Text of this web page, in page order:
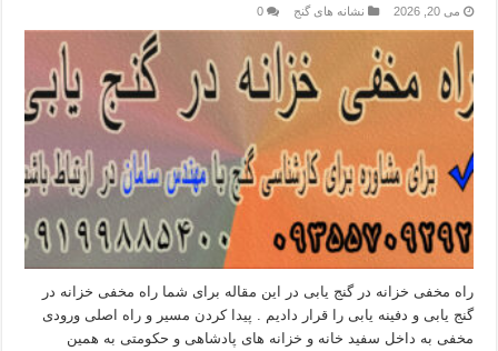
می 20, 2026 نشانه های گنج 0
راه مخفی خزانه در گنج یابی در این مقاله برای شما راه مخفی خزانه در
گنج یابی و دفینه یابی را قرار دادیم . پیدا کردن مسیر و راه اصلی ورودی
مخفی به داخل سفید خانه و خزانه های پادشاهی و حکومتی به همین